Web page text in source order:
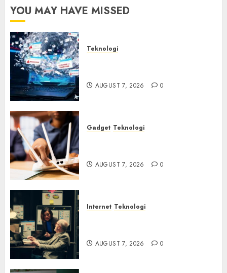
YOU MAY HAVE MISSED
Teknologi
AUGUST 7, 2026 0
Gadget Teknologi
AUGUST 7, 2026 0
Internet Teknologi
AUGUST 7, 2026 0